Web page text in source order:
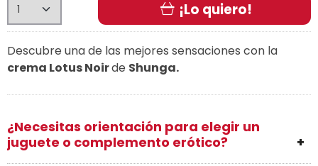
¡Lo quiero!
Descubre una de las mejores sensaciones con la
crema Lotus Noirde Shunga.
¿Necesitas orientación para elegir un
juguete o complemento erótico?